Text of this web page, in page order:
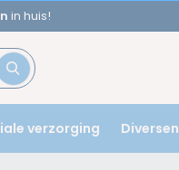
in huis!
verzorging Diversen